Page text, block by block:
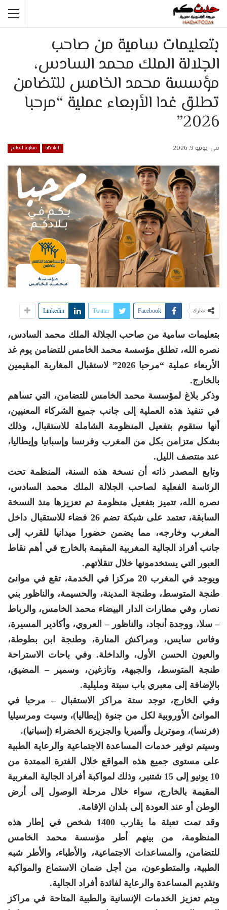
بتعليمات سامية من صاحب
الجلالة الملك محمد السادس،
مؤسسة محمد الخامس للتضامن
تطلق غدا الأربعاء عملية “مرحبا
2026”
الواجهة مغاربة العالم في يونيو 9, 2026
شارك Facebook
Twitter
Linkedin
بتعليمات سامية من صاحب الجلالة الملك محمد السادس،
نصره الله، تطلق مؤسسة محمد الخامس للتضامن يوم غد
الأربعاء عملية “مرحبا 2026” لاستقبال المغاربة المقيمين
بالخارج.
وذكر بلاغ لمؤسسة محمد الخامس للتضامن، التي تساهم
في تنفيذ هذه العملية إلى جانب جميع الشركاء المعنيين،
أنها ستقوم بتفعيل المنظومة الشاملة للاستقبال، وذلك
بشكل متزامن بكل من المغرب وفرنسا وإسبانيا وإيطاليا،
عند منتصف الليل.
وتابع المصدر ذاته أن نسخة هذه السنة، المنظمة تحت
الرئاسة الفعلية لصاحب الجلالة الملك محمد السادس،
نصره الله، تتميز بتفعيل منظومة تم تعزيزها منذ النسخة
السابقة، تعتمد على شبكة تضم 26 فضاء للاستقبال داخل
المغرب وخارجه، مما يضمن حضورا ميدانيا للقرب إلى
جانب أفراد الجالية المغربية المقيمة بالخارج في أهم نقاط
العبور التي يستخدمونها خلال تنقلاتهم.
ويوجد في المغرب 20 مركزا في الخدمة، تقع في موانئ
طنجة المتوسط، وطنجة المدينة، والحسيمة، والناظور بني
نصار، وفي مطارات الدار البيضاء محمد الخامس، والرباط
– سلا، ووجدة أنجاد، والناظور – العروي، وأكادير المسيرة،
وفاس سايس، ومراكش المنارة، وطنجة ابن بطوطة،
والعيون الحسن الأول، والداخلة. وفي باحات الاستراحة
طنجة المتوسط، والجبهة، وتازغين، وسمير – المضيق،
بالإضافة إلى معبري باب سبتة ومليلية.
وفي الخارج، توجد ستة مراكز الاستقبال – مرحبا في
الموانئ الأوروبية لكل من جنوة (إيطاليا)، وسيت ومرسيليا
(فرنسا)، وموتريل وألميريا والجزيرة الخضراء (إسبانيا).
وسيتم توفير خدمات المساعدة الاجتماعية والرعاية الطبية
على مستوى جميع هذه المواقع خلال الفترة الممتدة من
10 يونيو إلى 15 شتنبر، وذلك لمواكبة أفراد الجالية المغربية
المقيمة بالخارج، سواء خلال مرحلة الوصول إلى أرض
الوطن أو عند العودة إلى بلدان الإقامة.
وقد تمت تعبئة ما يقارب 1400 شخص في إطار هذه
المنظومة، من بينهم أطر مؤسسة محمد الخامس
للتضامن، والمساعدات الاجتماعية، والأطباء، والأطر شبه
الطبية، والمتطوعون، من أجل ضمان الاستماع والمواكبة
وتقديم المساعدة والرعاية لفائدة أفراد الجالية.
ويتم تعزيز الخدمات الإنسانية والطبية المتاحة في مراكز